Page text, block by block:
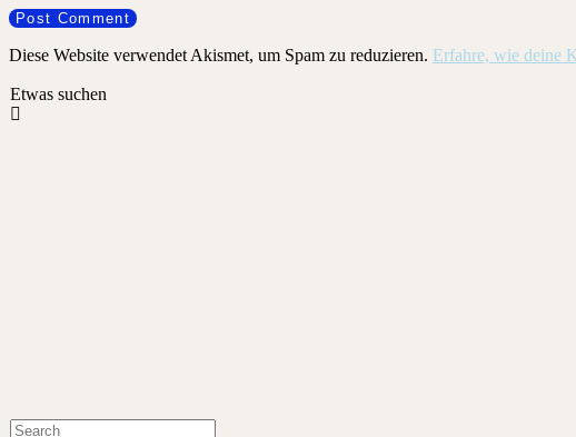
Diese Website verwendet Akismet, um Spam zu reduzieren. Erfahre, wie deine
Etwas suchen